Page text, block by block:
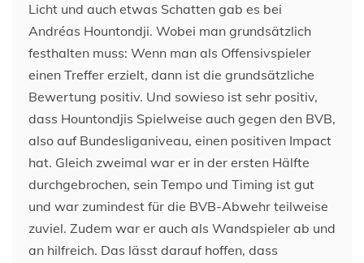
Licht und auch etwas Schatten gab es bei
Andréas Hountondji. Wobei man grundsätzlich
festhalten muss: Wenn man als Offensivspieler
einen Treffer erzielt, dann ist die grundsätzliche
Bewertung positiv. Und sowieso ist sehr positiv,
dass Hountondjis Spielweise auch gegen den BVB,
also auf Bundesliganiveau, einen positiven Impact
hat. Gleich zweimal war er in der ersten Hälfte
durchgebrochen, sein Tempo und Timing ist gut
und war zumindest für die BVB-Abwehr teilweise
zuviel. Zudem war er auch als Wandspieler ab und
an hilfreich. Das lässt darauf hoffen, dass